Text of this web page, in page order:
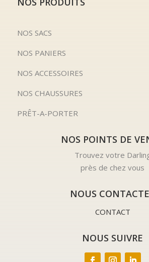
NOS SACS
NOS PANIERS
NOS ACCESSOIRES
NOS CHAUSSURES
PRÊT-A-PORTER
NOS POINTS DE
Trouvez votre
près de chez vous
NOUS
CONTACT
NOUS SUIVRE